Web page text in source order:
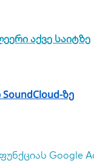
აქვე საიტზე
ზე
Google